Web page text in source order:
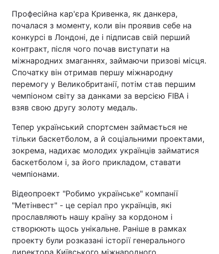
Професійна кар'єра Кривенка, як данкера,
почалася з моменту, коли він проявив себе на
конкурсі в Лондоні, де і підписав свій перший
контракт, після чого почав виступати на
міжнародних змаганнях, займаючи призові місця.
Спочатку він отримав першу міжнародну
перемогу у Великобританії, потім став першим
чемпіоном світу за данками за версією FIBA і
взяв свою другу золоту медаль.
Тепер український спортсмен займається не
тільки баскетболом, а й соціальними проектами,
зокрема, надихає молодих українців займатися
баскетболом і, за його прикладом, ставати
чемпіонами.
Відеопроект "Робимо українське" компанії
"Метінвест" - це серіал про українців, які
прославляють нашу країну за кордоном і
створюють щось унікальне. Раніше в рамках
проекту були розказані історії генерального
директора Київського міжнародного